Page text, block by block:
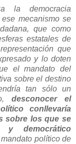
la democracia
mecanismo se
que como
estatales de
que
y lo doten
el mandato del
sobre el destino
tan sólo un
desconocer el
conllevaría
sobre los que se
y democrático
político de